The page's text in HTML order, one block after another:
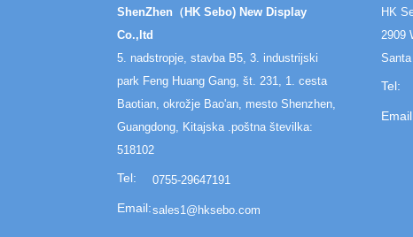
ShenZhen（HK Sebo) New Display
Co.,ltd
5. nadstropje, stavba B5, 3. industrijski
park Feng Huang Gang, št. 231, 1. cesta
Baotian, okrožje Bao'an, mesto Shenzhen,
Guangdong, Kitajska .poštna številka:
518102
0755-29647191
sales1@hksebo.com
HK
2909